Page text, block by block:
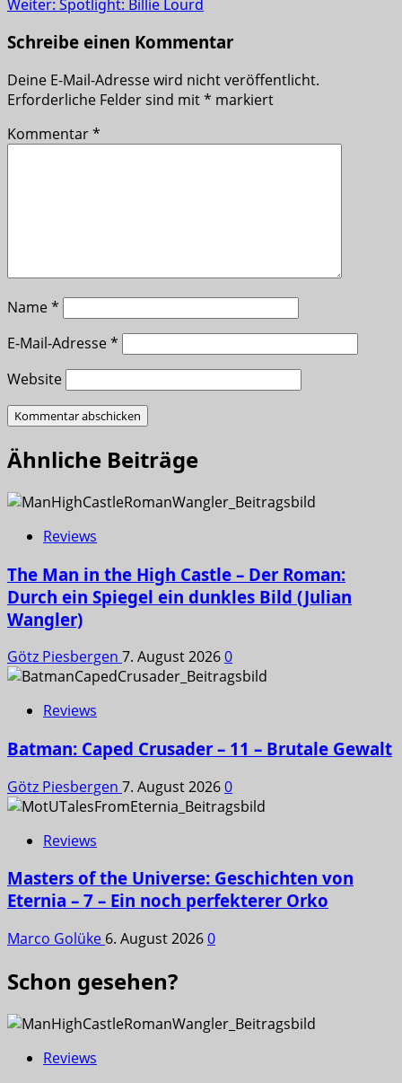
Weiter: Spotlight: Billie Lourd
Schreibe einen Kommentar
Deine E-Mail-Adresse wird nicht veröffentlicht.
Erforderliche Felder sind mit* markiert
Kommentar*
Name*
E-Mail-Adresse*
Website
Ähnliche Beiträge
Reviews
The Man in the High Castle – Der Roman:
Durch ein Spiegel ein dunkles Bild (Julian
Wangler)
Götz Piesbergen 7. August 20260
Reviews
Batman: Caped Crusader – 11 – Brutale Gewalt
Götz Piesbergen 7. August 20260
Reviews
Masters of the Universe: Geschichten von
Eternia – 7 – Ein noch perfekterer Orko
Marco Golüke 6. August 20260
Schon gesehen?
Reviews